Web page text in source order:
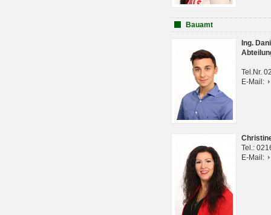
Bauamt
Ing.
Tel.Nr.
E-Mail:
Tel.:
E-Mail: